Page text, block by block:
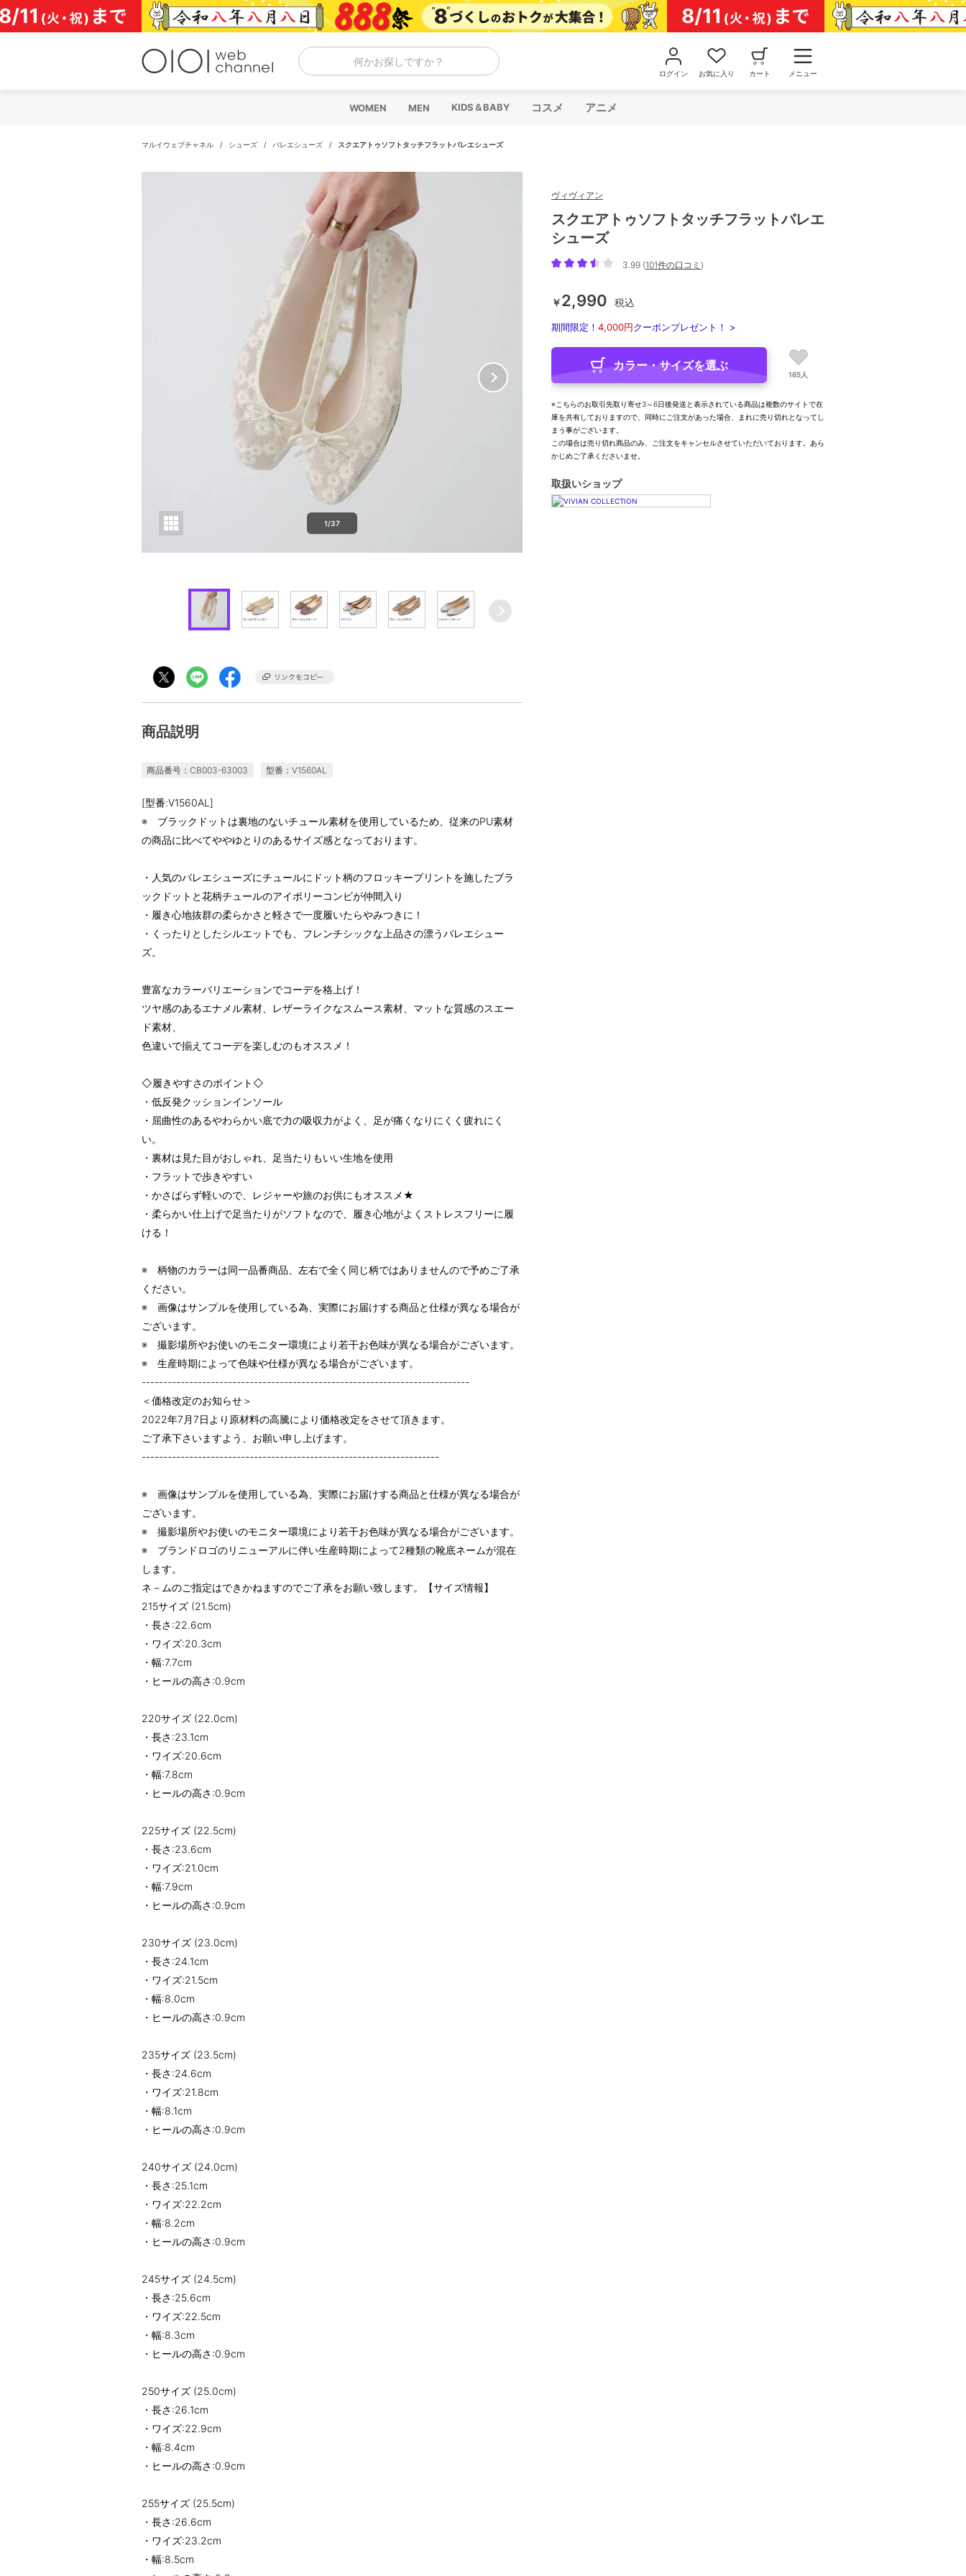
コ
ン
テ
何かお探しですか？
ログイン お気に入り カート メニュー
WOMEN MEN KIDS＆BABY コスメ アニメ
マルイウェブチャネル / シューズ / バレエシューズ / スクエアトゥソフトタッチフラットバレエシューズ
1/37
商品説明
商品番号：CB003-63003 型番：V1560AL
[型番:V1560AL]
※ ブラックドットは裏地のないチュール素材を使用しているため、従来のPU素材
の商品に比べてややゆとりのあるサイズ感となっております。
・人気のバレエシューズにチュールにドット柄のフロッキープリントを施したブラ
ックドットと花柄チュールのアイボリーコンビが仲間入り
・履き心地抜群の柔らかさと軽さで一度履いたらやみつきに！
・くったりとしたシルエットでも、フレンチシックな上品さの漂うバレエシュー
ズ。
豊富なカラーバリエーションでコーデを格上げ！
ツヤ感のあるエナメル素材、レザーライクなスムース素材、マットな質感のスエー
ド素材、
色違いで揃えてコーデを楽しむのもオススメ！
◇履きやすさのポイント◇
・低反発クッションインソール
・屈曲性のあるやわらかい底で力の吸収力がよく、足が痛くなりにくく疲れにく
い。
・裏材は見た目がおしゃれ、足当たりもいい生地を使用
・フラットで歩きやすい
・かさばらず軽いので、レジャーや旅のお供にもオススメ★
・柔らかい仕上げで足当たりがソフトなので、履き心地がよくストレスフリーに履
ける！
※ 柄物のカラーは同一品番商品、左右で全く同じ柄ではありませんので予めご了承
ください。
※ 画像はサンプルを使用している為、実際にお届けする商品と仕様が異なる場合が
ございます。
※ 撮影場所やお使いのモニター環境により若干お色味が異なる場合がございます。
※ 生産時期によって色味や仕様が異なる場合がございます。
----------------------------------------------------------------------------
＜価格改定のお知らせ＞
2022年7月7日より原材料の高騰により価格改定をさせて頂きます。
ご了承下さいますよう、お願い申し上げます。
---------------------------------------------------------------------
※ 画像はサンプルを使用している為、実際にお届けする商品と仕様が異なる場合が
ございます。
※ 撮影場所やお使いのモニター環境により若干お色味が異なる場合がございます。
※ ブランドロゴのリニューアルに伴い生産時期によって2種類の靴底ネームが混在
します。
ネ－ムのご指定はできかねますのでご了承をお願い致します。【サイズ情報】
215サイズ (21.5cm)
・長さ:22.6cm
・ワイズ:20.3cm
・幅:7.7cm
・ヒールの高さ:0.9cm
220サイズ (22.0cm)
・長さ:23.1cm
・ワイズ:20.6cm
・幅:7.8cm
・ヒールの高さ:0.9cm
225サイズ (22.5cm)
・長さ:23.6cm
・ワイズ:21.0cm
・幅:7.9cm
・ヒールの高さ:0.9cm
230サイズ (23.0cm)
・長さ:24.1cm
・ワイズ:21.5cm
・幅:8.0cm
・ヒールの高さ:0.9cm
235サイズ (23.5cm)
・長さ:24.6cm
・ワイズ:21.8cm
・幅:8.1cm
・ヒールの高さ:0.9cm
240サイズ (24.0cm)
・長さ:25.1cm
・ワイズ:22.2cm
・幅:8.2cm
・ヒールの高さ:0.9cm
245サイズ (24.5cm)
・長さ:25.6cm
・ワイズ:22.5cm
・幅:8.3cm
・ヒールの高さ:0.9cm
250サイズ (25.0cm)
・長さ:26.1cm
・ワイズ:22.9cm
・幅:8.4cm
・ヒールの高さ:0.9cm
255サイズ (25.5cm)
・長さ:26.6cm
・ワイズ:23.2cm
・幅:8.5cm
ヴィヴィアン
スクエアトゥソフトタッチフラットバレエ
シューズ
3.99 (101件の口コミ )
￥2,990 税込
期間限定！ 4,000円クーポンプレゼント！ >
カラー・サイズを選ぶ
165人
※こちらのお取引先取り寄せ3～6日後発送と表示されている商品は複数のサイトで在
庫を共有しておりますので、同時にご注文があった場合、まれに売り切れとなってし
まう事がございます。
この場合は売り切れ商品のみ、ご注文をキャンセルさせていただいております。あら
かじめご了承くださいませ。
取扱いショップ